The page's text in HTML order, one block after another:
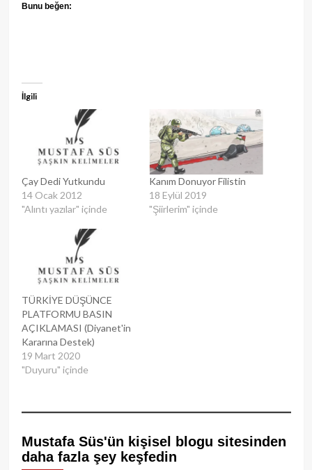
Bunu beğen:
İlgili
Çay Dedi Yutkundu
14 Ocak 2012
"Alıntı yazılar" içinde
Kanım Donuyor Filistin
18 Eylül 2019
"Şiirlerim" içinde
TÜRKİYE DÜŞÜNCE
PLATFORMU BASIN
AÇIKLAMASI (Diyanet'in
Kararına Destek)
19 Mart 2020
"Duyuru" içinde
Mustafa Süs'ün kişisel blogu sitesinden
daha fazla şey keşfedin